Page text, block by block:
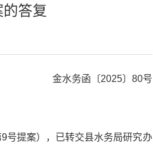
答复
金水务函〔2025〕80号
号提案），已转交县水务局研究办